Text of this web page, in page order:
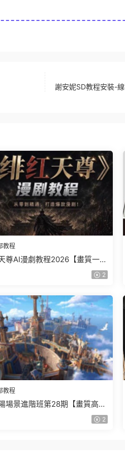
謝安妮SD教程安裝-
教程
尊AI漫劇教程2026【畫質一般
2
教程
場景進階班第28期【畫質高清
2